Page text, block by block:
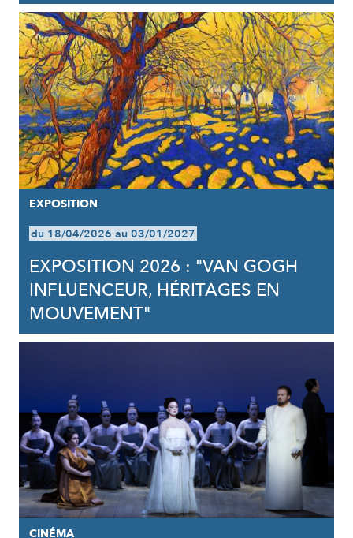
EXPOSITION
du 18/04/2026 au 03/01/2027
EXPOSITION 2026 : "VAN GOGH
INFLUENCEUR, HÉRITAGES EN
MOUVEMENT"
CINÉMA